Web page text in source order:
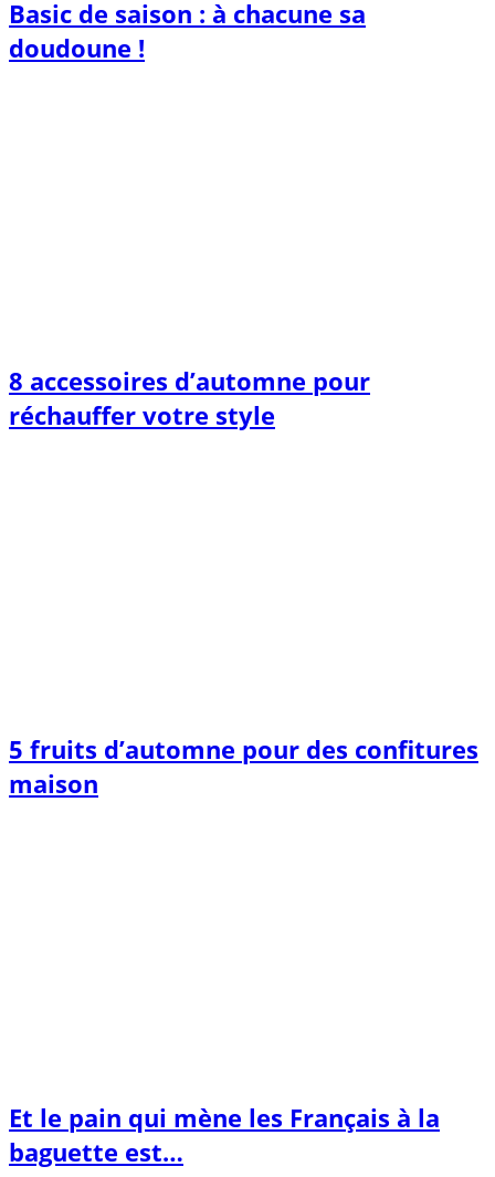
Basic de saison : à chacune sa
doudoune !
8 accessoires d’automne pour
réchauffer votre style
5 fruits d’automne pour des confitures
maison
Et le pain qui mène les Français à la
baguette est…